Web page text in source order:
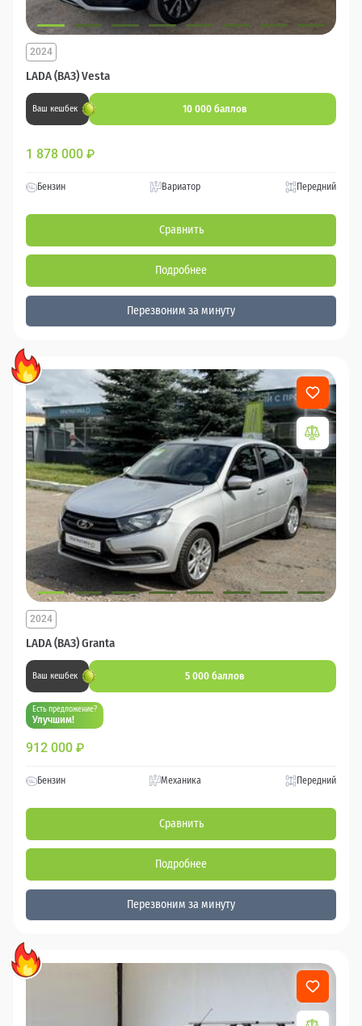
LADA (ВАЗ) Vesta
2024
Ваш кешбек 10 000 баллов
1 878 000 ₽
Бензин Вариатор Передний
Сравнить
Подробнее
Перезвоним за минуту
LADA (ВАЗ) Granta
2024
Ваш кешбек 5 000 баллов
Есть предложение?
Улучшим!
912 000 ₽
Бензин Механика Передний
Сравнить
Подробнее
Перезвоним за минуту